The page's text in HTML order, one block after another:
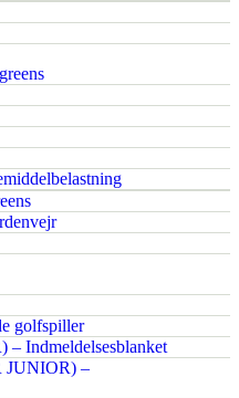
golfspiller
Indmeldelsesblanket
JUNIOR) –